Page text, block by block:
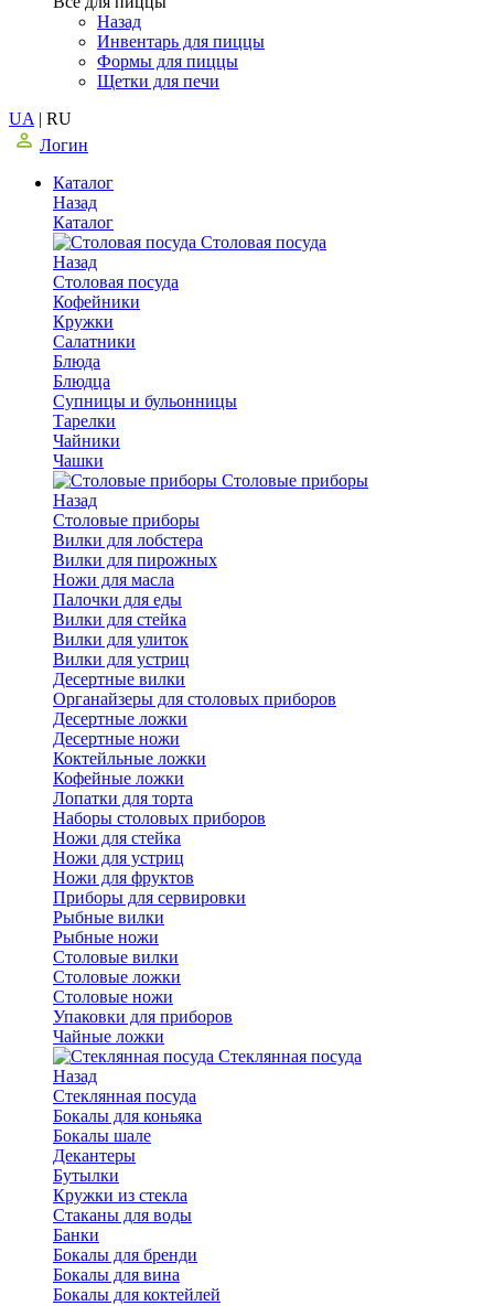
Назад
Инвентарь для пиццы
Формы для пиццы
Щетки для печи
UA | RU
Логин
Каталог
Назад
Каталог
Столовая посуда
Назад
Столовая посуда
Кофейники
Кружки
Салатники
Блюда
Блюдца
Супницы и бульонницы
Тарелки
Чайники
Чашки
Cтоловые приборы
Назад
Cтоловые приборы
Вилки для лобстера
Вилки для пирожных
Ножи для масла
Палочки для еды
Вилки для стейка
Вилки для улиток
Вилки для устриц
Десертные вилки
Органайзеры для столовых приборов
Десертные ложки
Десертные ножи
Коктейльные ложки
Кофейные ложки
Лопатки для торта
Наборы столовых приборов
Ножи для стейка
Ножи для устриц
Ножи для фруктов
Приборы для сервировки
Рыбные вилки
Рыбные ножи
Столовые вилки
Столовые ложки
Столовые ножи
Упаковки для приборов
Чайные ложки
Стеклянная посуда
Назад
Стеклянная посуда
Бокалы для коньяка
Бокалы шале
Декантеры
Бутылки
Кружки из стекла
Стаканы для воды
Банки
Бокалы для бренди
Бокалы для вина
Бокалы для коктейлей